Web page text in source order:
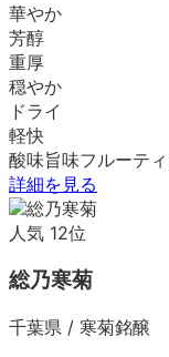
華やか
芳醇
重厚
穏やか
ドライ
軽快
酸味旨味フルーティ
詳細を見る
人気 12位
総乃寒菊
千葉県 / 寒菊銘醸